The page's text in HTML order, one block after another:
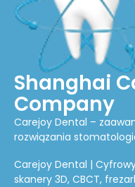
Shanghai
Company
Carejoy Dental –
rozwiązania
Carejoy Dental |
skanery 3D, CBCT,